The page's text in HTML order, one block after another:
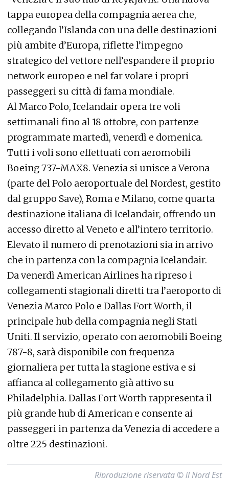
tappa europea della compagnia aerea che,
collegando l’Islanda con una delle destinazioni
più ambite d’Europa, riflette l’impegno
strategico del vettore nell’espandere il proprio
network europeo e nel far volare i propri
passeggeri su città di fama mondiale.
Al Marco Polo, Icelandair opera tre voli
settimanali fino al 18 ottobre, con partenze
programmate martedì, venerdì e domenica.
Tutti i voli sono effettuati con aeromobili
Boeing 737-MAX8. Venezia si unisce a Verona
(parte del Polo aeroportuale del Nordest, gestito
dal gruppo Save), Roma e Milano, come quarta
destinazione italiana di Icelandair, offrendo un
accesso diretto al Veneto e all’intero territorio.
Elevato il numero di prenotazioni sia in arrivo
che in partenza con la compagnia Icelandair.
Da venerdì American Airlines ha ripreso i
collegamenti stagionali diretti tra l’aeroporto di
Venezia Marco Polo e Dallas Fort Worth, il
principale hub della compagnia negli Stati
Uniti. Il servizio, operato con aeromobili Boeing
787-8, sarà disponibile con frequenza
giornaliera per tutta la stagione estiva e si
affianca al collegamento già attivo su
Philadelphia. Dallas Fort Worth rappresenta il
più grande hub di American e consente ai
passeggeri in partenza da Venezia di accedere a
oltre 225 destinazioni.
Riproduzione riservata © il Nord Est